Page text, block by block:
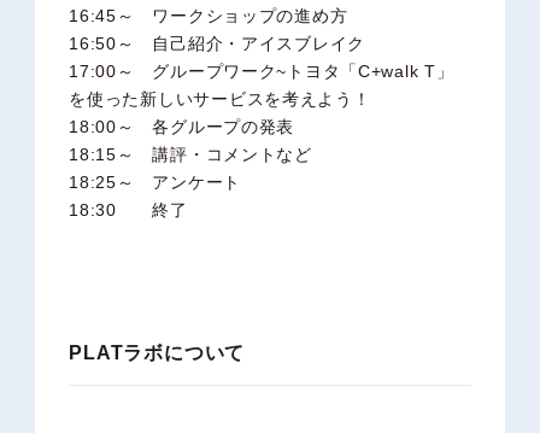
16:45～ ワークショップの進め方
16:50～ 自己紹介・アイスブレイク
17:00～ グループワーク~トヨタ「C+walk T」
を使った新しいサービスを考えよう！
18:00～ 各グループの発表
18:15～ 講評・コメントなど
18:25～ アンケート
18:30 終了
PLATラボについて